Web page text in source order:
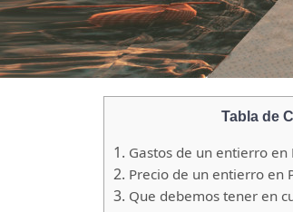
Tabla de
1. Gastos de un entierro en
2. Precio de un entierro en
3. Que debemos tener en